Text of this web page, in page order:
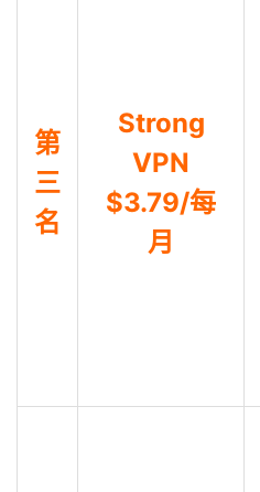
第
三
名
Strong
VPN
$3.79/每
月